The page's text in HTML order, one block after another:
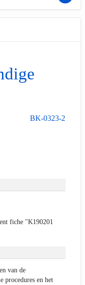
BK-0323-2
fiche "K190201
van de
procedures en het